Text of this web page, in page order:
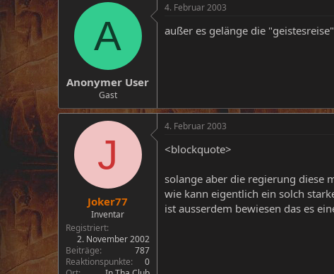
A
Anonymer User
Gast
4. Februar 2003
außer es gelänge die "geistesreise"
J
Joker77
Inventar
Registriert
2. November 2002
Beiträge
787
Reaktionspunkte
0
4. Februar 2003
<blockquote>
solange aber die regierung diese
wie kann eigentlich ein solch
ist ausserdem bewiesen das es